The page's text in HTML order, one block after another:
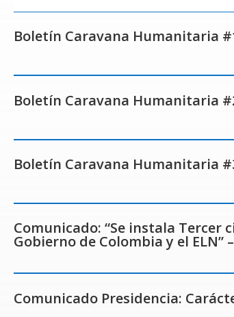
Boletín Caravana Humanitaria
Boletín Caravana Humanitaria
Boletín Caravana Humanitaria
Comunicado: “Se instala Tercer
Gobierno de Colombia y el ELN”
Comunicado Presidencia: